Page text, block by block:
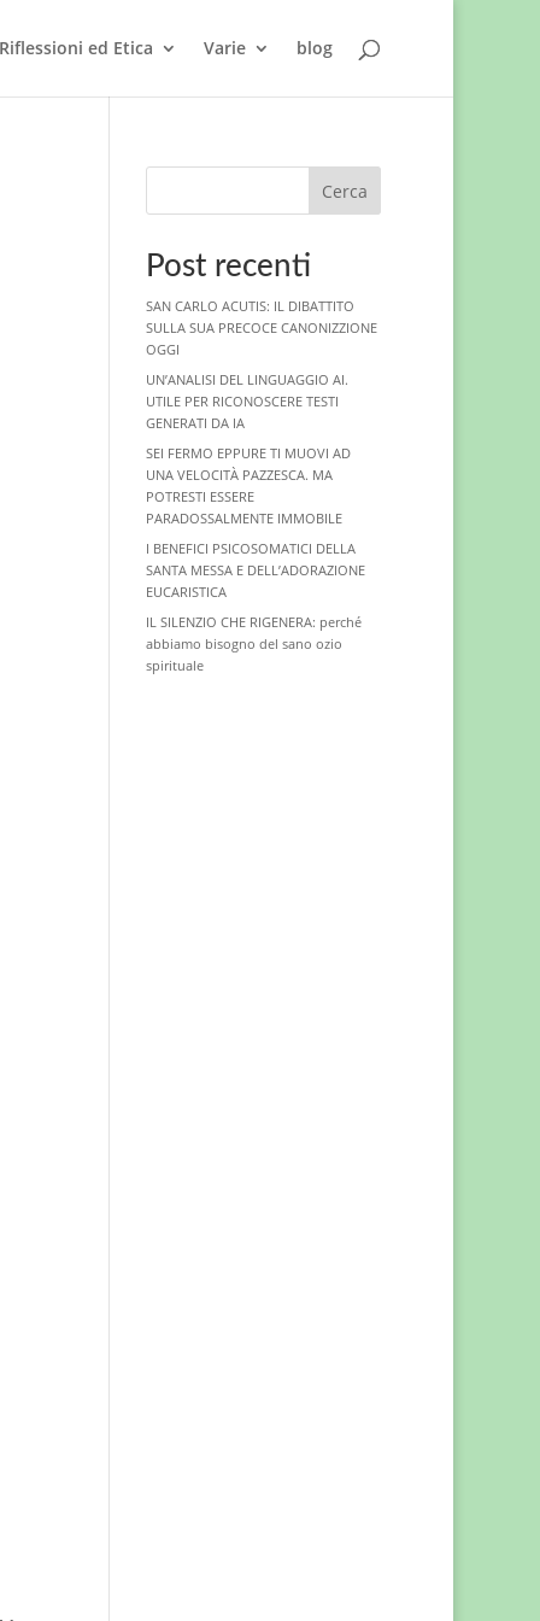
Riflessioni ed Etica Varie blog
Cerca
Post recenti
SAN CARLO ACUTIS: IL DIBATTITO
SULLA SUA PRECOCE CANONIZZIONE
OGGI
UN’ANALISI DEL LINGUAGGIO AI.
UTILE PER RICONOSCERE TESTI
GENERATI DA IA
SEI FERMO EPPURE TI MUOVI AD
UNA VELOCITÀ PAZZESCA. MA
POTRESTI ESSERE
PARADOSSALMENTE IMMOBILE
I BENEFICI PSICOSOMATICI DELLA
SANTA MESSA E DELL’ADORAZIONE
EUCARISTICA
IL SILENZIO CHE RIGENERA: perché
abbiamo bisogno del sano ozio
spirituale